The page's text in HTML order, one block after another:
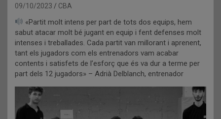
09/10/2023 CBA
«Partit molt intens per part de tots dos equips, hem
sabut atacar molt bé jugant en equip i fent defenses molt
intenses i treballades. Cada partit van millorant i aprenent,
tant els jugadors com els entrenadors vam acabar
contents i satisfets de l’esforç que és va dur a terme per
part dels 12 jugadors» – Adrià Delblanch, entrenador